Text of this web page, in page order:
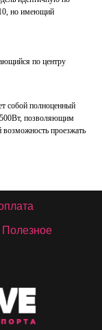
но имеющий
по центру
собой полноценный
500Вт, позволяющим
проезжать
Полезное